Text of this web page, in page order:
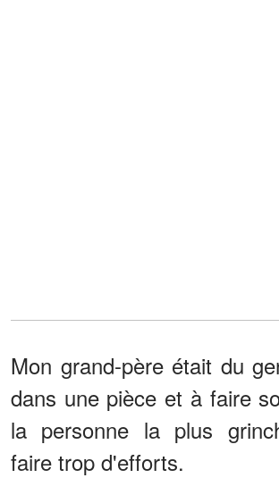
Mon grand-père était du
dans une pièce et à faire
la personne la plus
faire trop d'efforts.